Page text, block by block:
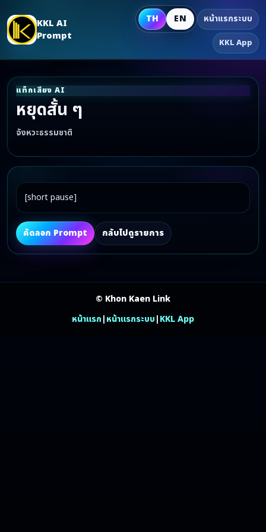
KKL AI
Prompt
TH EN หน้าแรกระบบ
KKL App
แท็กเสียง AI
หยุดสั้น ๆ
จังหวะธรรมชาติ
[short pause]
คัดลอก Prompt กลับไปดูรายการ
© Khon Kaen Link
หน้าแรก|หน้าแรกระบบ|KKL App